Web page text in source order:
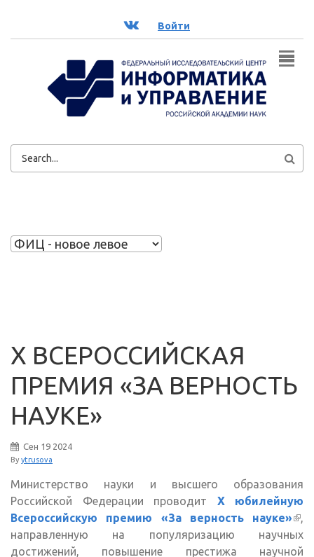
ВК Войти
ФОРМА
X ВСЕРОССИЙСКАЯ
ПРЕМИЯ «ЗА ВЕРНОСТЬ
НАУКЕ»
Сен 19 2024
By ytrusova
Министерство науки и высшего образования
Российской Федерации проводит X юбилейную
Всероссийскую премию «За верность науке»
,
направленную на популяризацию научных
достижений, повышение престижа научной